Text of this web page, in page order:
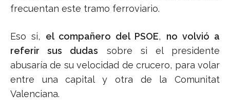
frecuentan este tramo ferroviario.
Eso si, el compañero del PSOE, no volvió a
referir sus dudas sobre si el presidente
abusaría de su velocidad de crucero, para volar
entre una capital y otra de la Comunitat
Valenciana.